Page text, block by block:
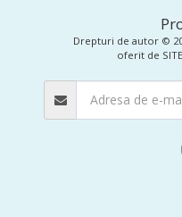
Drepturi de autor ©
oferit de